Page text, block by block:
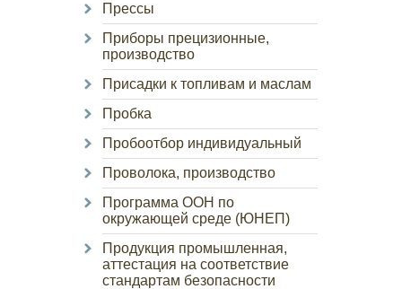
Прессы
Приборы прецизионные,
производство
Присадки к топливам и маслам
Пробка
Пробоотбор индивидуальный
Проволока, производство
Программа ООН по
окружающей среде (ЮНЕП)
Продукция промышленная,
аттестация на соответствие
стандартам безопасности